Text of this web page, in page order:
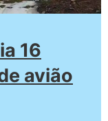
16
avião